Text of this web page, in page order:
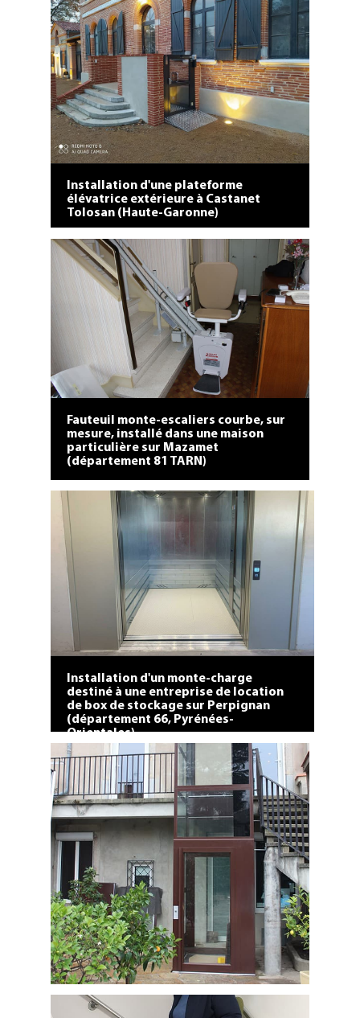
Installation d'un élévateur extérieur
avec une couleur au choix du client à
Saint Sauveur (Haute-Garonne)
Installation d'une plateforme
élévatrice extérieure à Castanet
Tolosan (Haute-Garonne)
Fauteuil monte-escaliers courbe, sur
mesure, installé dans une maison
particulière sur Mazamet
(département 81 TARN)
Installation d'un monte-charge
destiné à une entreprise de location
de box de stockage sur Perpignan
(département 66, Pyrénées-
Orientales)